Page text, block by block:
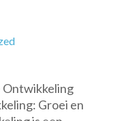
Groei en